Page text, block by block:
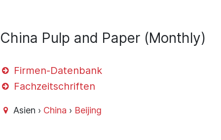
China Pulp and Paper (Monthly)
Firmen-Datenbank
Fachzeitschriften
Asien › China › Beijing